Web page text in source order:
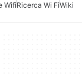
WifiRicerca Wi FiWiki